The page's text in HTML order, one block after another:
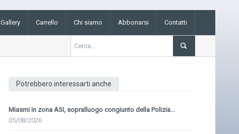
Gallery Carrello Chi siamo Abbonarsi Contatti
Potrebbero interessarti anche
Miasmi in zona ASI, sopralluogo congiunto della Polizia...
05/08/2026